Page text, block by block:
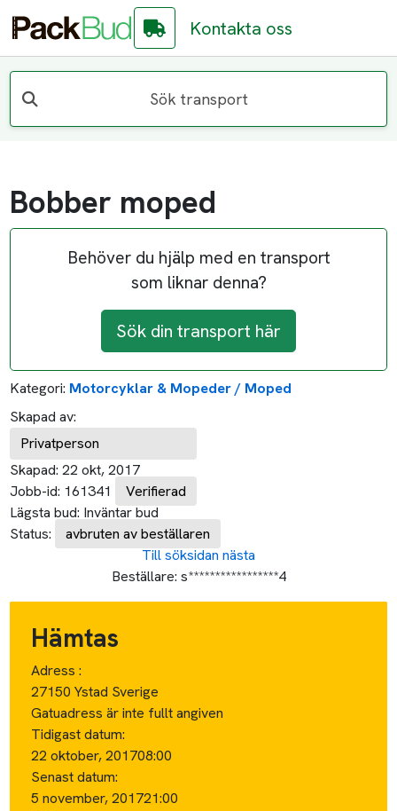
Kontakta oss
Sök transport
Bobber moped
Behöver du hjälp med en transport
som liknar denna?
Sök din transport här
Kategori: Motorcyklar & Mopeder / Moped
Skapad av:
Privatperson
Skapad: 22 okt, 2017
Jobb-id: 161341
Verifierad
Lägsta bud: Inväntar bud
Status:
avbruten av beställaren
Till söksidan nästa
Beställare: s*****************4
Hämtas
Adress :
27150 Ystad Sverige
Gatuadress är inte fullt angiven
Tidigast datum:
22 oktober, 201708:00
Senast datum:
5 november, 201721:00